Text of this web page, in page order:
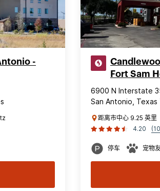
-
Fort Sam
6900 N Interstate
San Antonio,
距离市中心 9.25 英
4.20
停车 宠物